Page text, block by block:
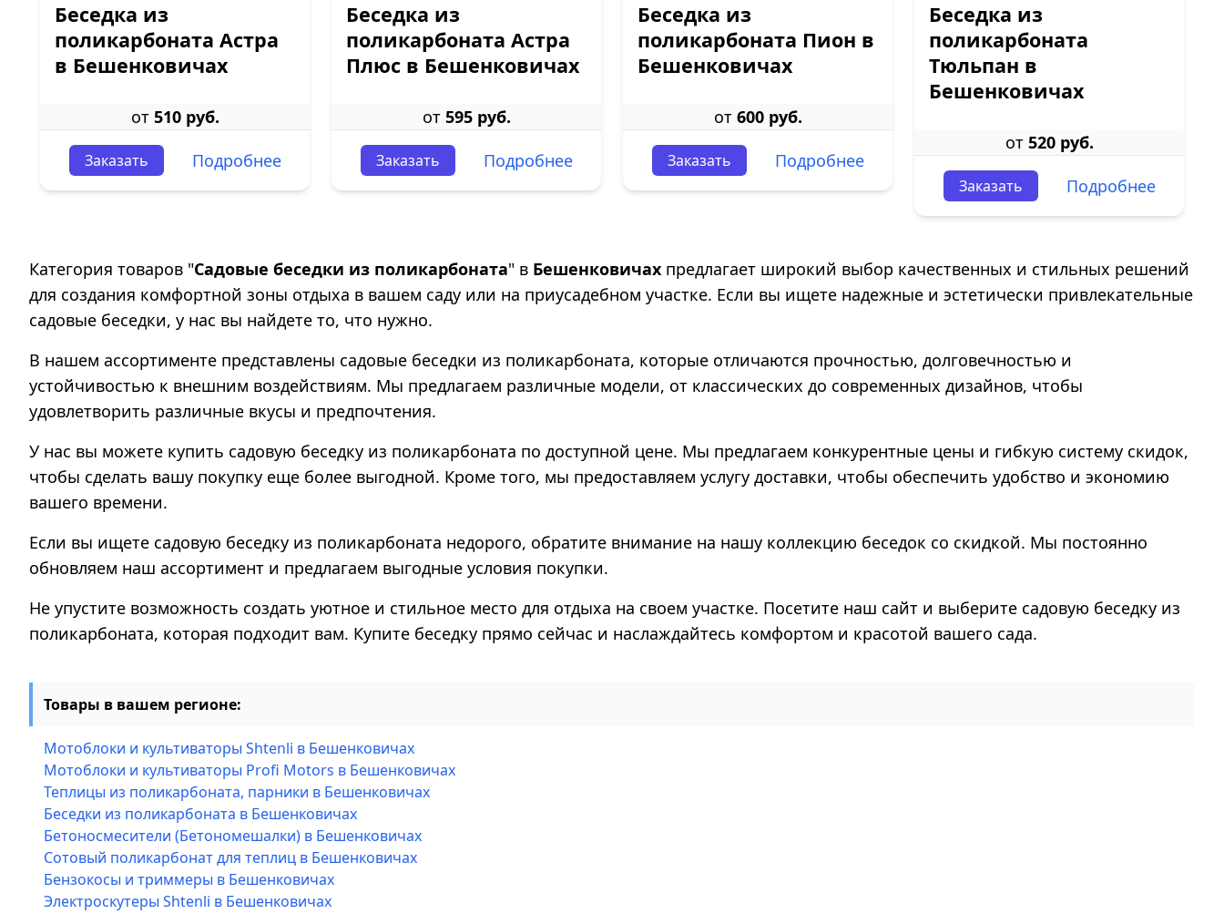
Беседка из
поликарбоната Астра
в Бешенковичах
от 510 руб.
Заказать Подробнее
Беседка из
поликарбоната Астра
Плюс в Бешенковичах
от 595 руб.
Заказать Подробнее
Беседка из
поликарбоната Пион в
Бешенковичах
от 600 руб.
Заказать Подробнее
Беседка из
поликарбоната
Тюльпан в
Бешенковичах
от 520 руб.
Заказать Подробнее
Категория товаров "Садовые беседки из поликарбоната" в Бешенковичах предлагает широкий выбор качественных и стильных решений
для создания комфортной зоны отдыха в вашем саду или на приусадебном участке. Если вы ищете надежные и эстетически привлекательные
садовые беседки, у нас вы найдете то, что нужно.
В нашем ассортименте представлены садовые беседки из поликарбоната, которые отличаются прочностью, долговечностью и
устойчивостью к внешним воздействиям. Мы предлагаем различные модели, от классических до современных дизайнов, чтобы
удовлетворить различные вкусы и предпочтения.
У нас вы можете купить садовую беседку из поликарбоната по доступной цене. Мы предлагаем конкурентные цены и гибкую систему скидок,
чтобы сделать вашу покупку еще более выгодной. Кроме того, мы предоставляем услугу доставки, чтобы обеспечить удобство и экономию
вашего времени.
Если вы ищете садовую беседку из поликарбоната недорого, обратите внимание на нашу коллекцию беседок со скидкой. Мы постоянно
обновляем наш ассортимент и предлагаем выгодные условия покупки.
Не упустите возможность создать уютное и стильное место для отдыха на своем участке. Посетите наш сайт и выберите садовую беседку из
поликарбоната, которая подходит вам. Купите беседку прямо сейчас и наслаждайтесь комфортом и красотой вашего сада.
Товары в вашем регионе:
Мотоблоки и культиваторы Shtenli в Бешенковичах
Мотоблоки и культиваторы Profi Motors в Бешенковичах
Теплицы из поликарбоната, парники в Бешенковичах
Беседки из поликарбоната в Бешенковичах
Бетоносмесители (Бетономешалки) в Бешенковичах
Сотовый поликарбонат для теплиц в Бешенковичах
Бензокосы и триммеры в Бешенковичах
Электроскутеры Shtenli в Бешенковичах